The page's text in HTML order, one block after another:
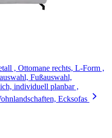
, Ottomane rechts, L-Form ,
Fußauswahl,
individuell planbar ,
Ecksofas